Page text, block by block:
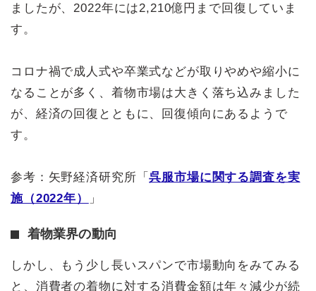
ましたが、2022年には2,210億円まで回復していま
す。
コロナ禍で成人式や卒業式などが取りやめや縮小に
なることが多く、着物市場は大きく落ち込みました
が、経済の回復とともに、回復傾向にあるようで
す。
参考：矢野経済研究所「呉服市場に関する調査を実
施（2022年）
」
着物業界の動向
しかし、もう少し長いスパンで市場動向をみてみる
と、消費者の着物に対する消費金額は年々減少が続